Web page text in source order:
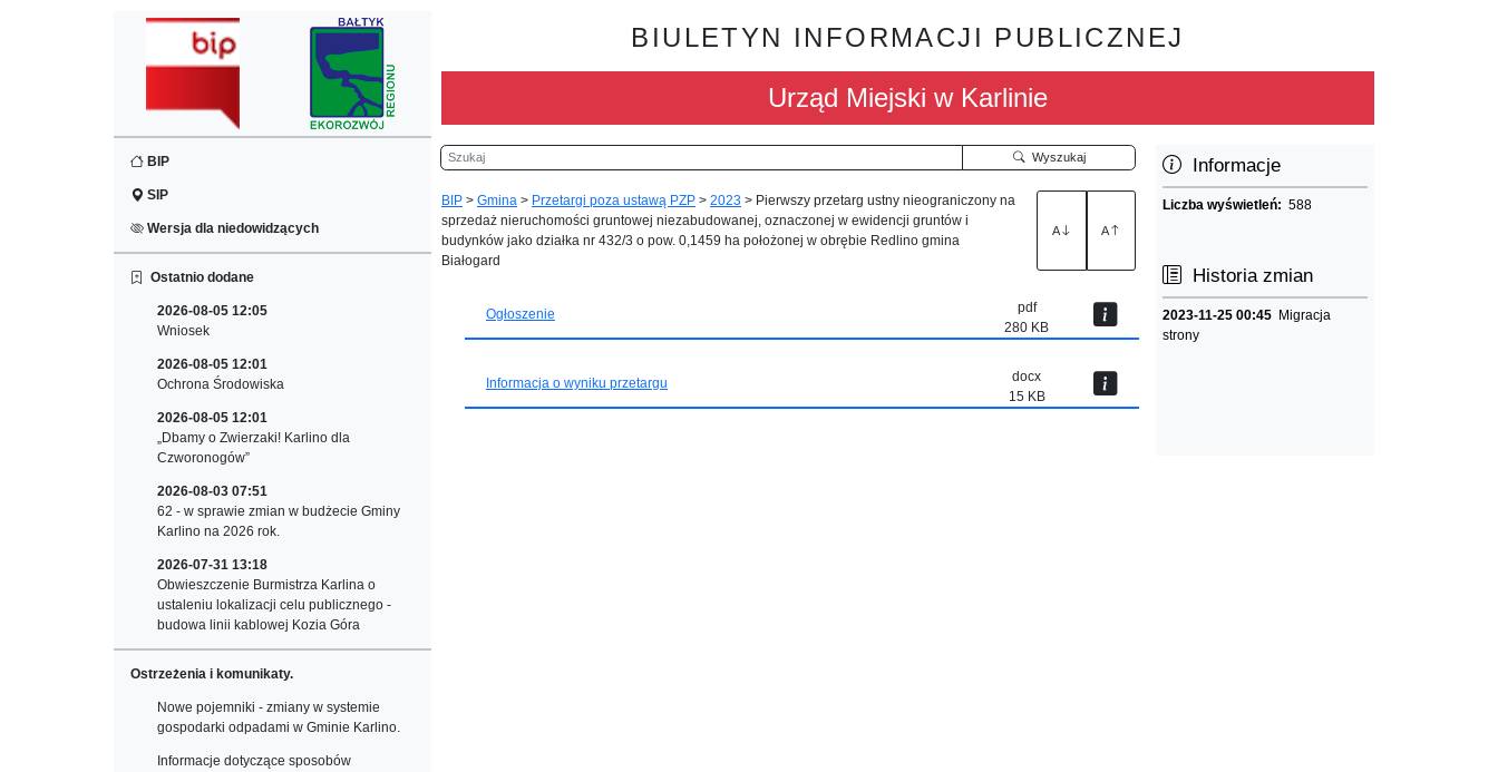
BIP
SIP
Wersja dla niedowidzących
Ostatnio dodane
2026-08-05 12:05
Wniosek
2026-08-05 12:01
Ochrona Środowiska
2026-08-05 12:01
„Dbamy o Zwierzaki! Karlino dla
Czworonogów”
2026-08-03 07:51
62 - w sprawie zmian w budżecie Gminy
Karlino na 2026 rok.
2026-07-31 13:18
Obwieszczenie Burmistrza Karlina o
ustaleniu lokalizacji celu publicznego -
budowa linii kablowej Kozia Góra
Ostrzeżenia i komunikaty.
Nowe pojemniki - zmiany w systemie
gospodarki odpadami w Gminie Karlino.
Informacje dotyczące sposobów
BIULETYN INFORMACJI PUBLICZNEJ
Urząd Miejski w Karlinie
Szukaj Wyszukaj
BIP > Gmina > Przetargi poza ustawą PZP > 2023 > Pierwszy przetarg ustny nieograniczony na
sprzedaż nieruchomości gruntowej niezabudowanej, oznaczonej w ewidencji gruntów i
budynków jako działka nr 432/3 o pow. 0,1459 ha położonej w obrębie Redlino gmina
Białogard
A A
Ogłoszenie
pdf
280 KB
Informacja o wyniku przetargu
docx
15 KB
Informacje
Liczba wyświetleń:588
Historia zmian
2023-11-25 00:45 Migracja
strony